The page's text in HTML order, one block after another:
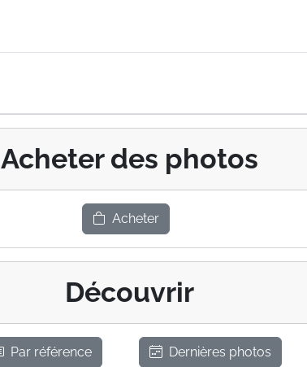
Acheter des photos
Acheter
Découvrir
Par référence Dernières photos